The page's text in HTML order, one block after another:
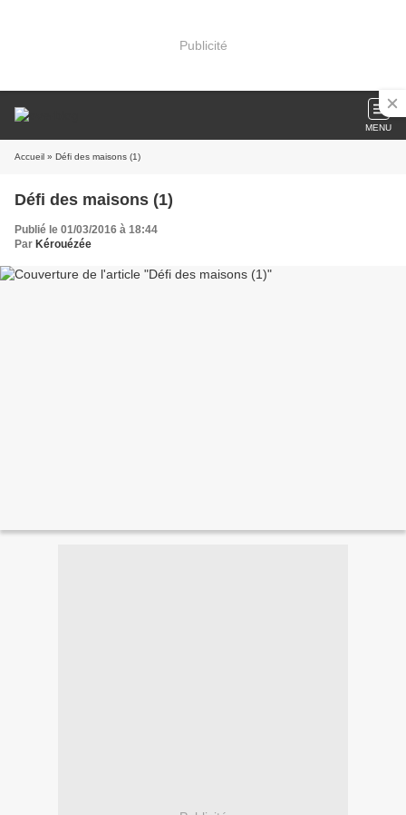
Publicité
MENU
Accueil » Défi des maisons (1)
Défi des maisons (1)
Publié le 01/03/2016 à 18:44
Par Kérouézée